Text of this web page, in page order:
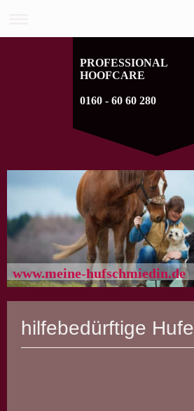
PROFESSIONAL
HOOFCARE
0160 - 60 60 280
www.meine-hufschmiedin.de
hilfebedürftige Hufe